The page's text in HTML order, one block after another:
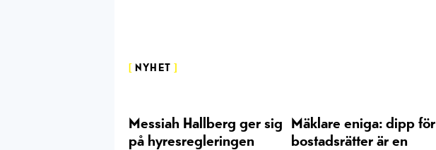
NYHET
Messiah Hallberg ger sig
på hyresregleringen
Mäklare eniga: dipp för
bostadsrätter är en